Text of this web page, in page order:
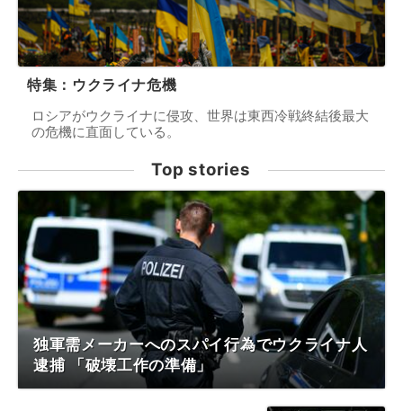
特集：ウクライナ危機
ロシアがウクライナに侵攻、世界は東西冷戦終結後最大
の危機に直面している。
Top stories
独軍需メーカーへのスパイ行為でウクライナ人
逮捕 「破壊工作の準備」